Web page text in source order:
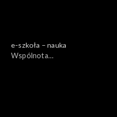
e-szkoła – nauka
Wspólnota